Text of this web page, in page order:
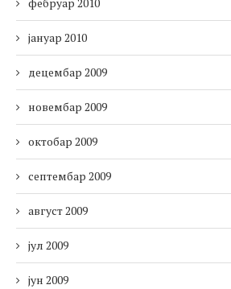
фебруар 2010
јануар 2010
децембар 2009
новембар 2009
октобар 2009
септембар 2009
август 2009
јул 2009
јун 2009